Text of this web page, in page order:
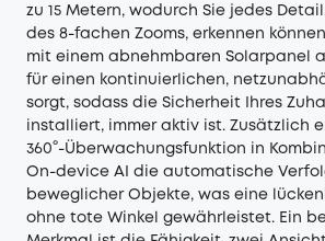
zu 15 Metern, wodurch Sie jedes
des 8-fachen Zooms, erkennen
mit einem abnehmbaren Solarpanel
für einen kontinuierlichen,
sorgt, sodass die Sicherheit Ihres
installiert, immer aktiv ist. Zusätzlich
360°-Überwachungsfunktion in
On-device AI die automatische
beweglicher Objekte, was eine
ohne tote Winkel gewährleistet. Ein